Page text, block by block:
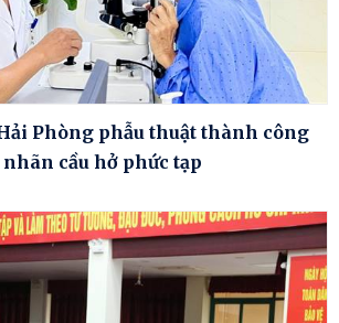
Phòng phẫu thuật thành công
cầu hở phức tạp